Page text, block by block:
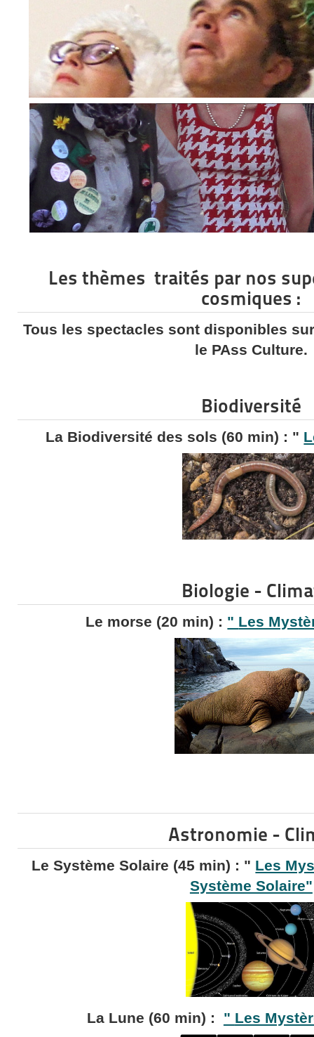
Les thèmes traités par nos
cosmiques :
Tous les spectacles sont disponibles
le PAss Culture.
Biodiversité
La Biodiversité des sols (60 min) : "
Biologie -
Le morse (20 min) : " Les
Astronomie -
Le Système Solaire (45 min) : " Les
Système Solaire"
La Lune (60 min) : " Les